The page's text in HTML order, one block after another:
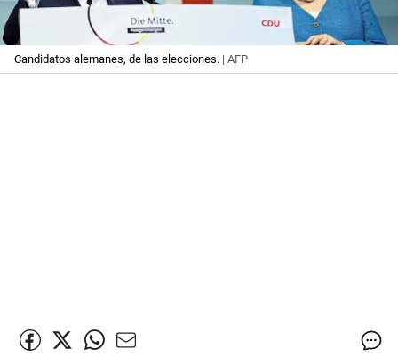
Candidatos alemanes, de las elecciones. | AFP